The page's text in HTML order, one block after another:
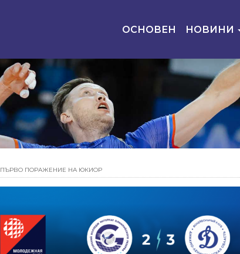
ОСНОВЕН НОВИНИ
ПЪРВО ПОРАЖЕНИЕ НА ЮКИОР